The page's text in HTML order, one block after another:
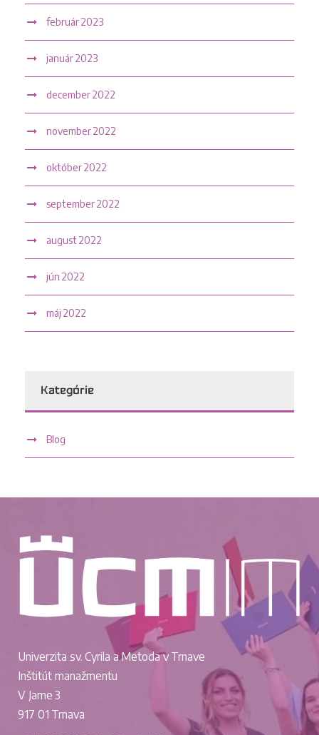
február 2023
január 2023
december 2022
november 2022
október 2022
september 2022
august 2022
jún 2022
máj 2022
Kategórie
Blog
Univerzita sv. Cyrila a Metoda v Trnave
Inštitút manažmentu
V Jame 3
917 01 Trnava